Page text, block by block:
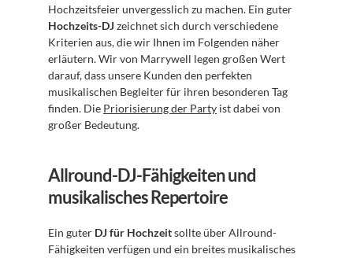
Hochzeits-DJ zeichnet sich durch verschiedene
Kriterien aus, die wir Ihnen im Folgenden näher
erläutern. Wir von Marrywell legen großen Wert
darauf, dass unsere Kunden den perfekten
musikalischen Begleiter für ihren besonderen Tag
finden. Die Priorisierung der Party ist dabei von
großer Bedeutung.
Allround-DJ-Fähigkeiten und
musikalisches Repertoire
Ein guter DJ für Hochzeit sollte über Allround-
Fähigkeiten verfügen und ein breites musikalisches